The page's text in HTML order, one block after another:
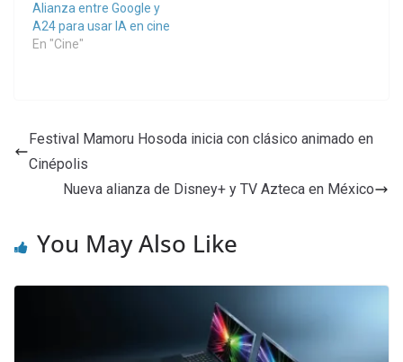
Alianza entre Google y
A24 para usar IA en cine
En "Cine"
Festival Mamoru Hosoda inicia con clásico animado en
Cinépolis
Nueva alianza de Disney+ y TV Azteca en México
You May Also Like